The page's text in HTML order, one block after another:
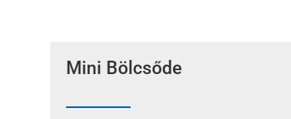
Mini Bölcsőde